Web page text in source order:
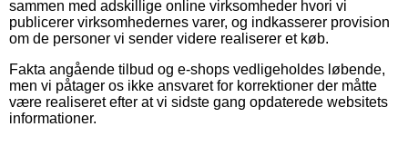
sammen med adskillige online virksomheder hvori vi
publicerer virksomhedernes varer, og indkasserer provision
om de personer vi sender videre realiserer et køb.
Fakta angående tilbud og e-shops vedligeholdes løbende,
men vi påtager os ikke ansvaret for korrektioner der måtte
være realiseret efter at vi sidste gang opdaterede websitets
informationer.